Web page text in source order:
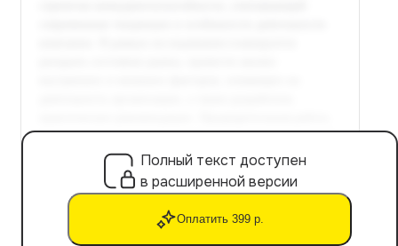
Полный текст доступен
в расширенной версии
Оплатить 399 р.